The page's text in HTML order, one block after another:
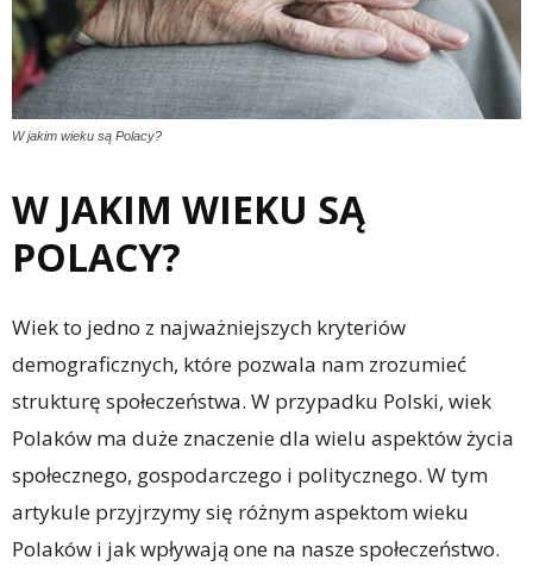
W jakim wieku są Polacy?
W JAKIM WIEKU SĄ
POLACY?
Wiek to jedno z najważniejszych kryteriów
demograficznych, które pozwala nam zrozumieć
strukturę społeczeństwa. W przypadku Polski, wiek
Polaków ma duże znaczenie dla wielu aspektów życia
społecznego, gospodarczego i politycznego. W tym
artykule przyjrzymy się różnym aspektom wieku
Polaków i jak wpływają one na nasze społeczeństwo.